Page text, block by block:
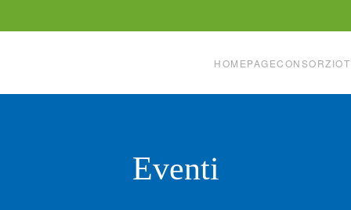
HOMEPAGECONSORZIO
Eventi